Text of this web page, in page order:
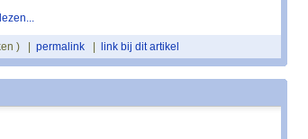
) | permalink link bij dit artikel